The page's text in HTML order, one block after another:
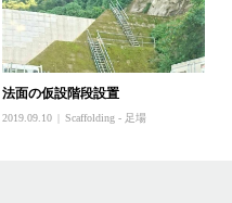
法面の仮設階段設置
2019.09.10 Scaffolding - 足場